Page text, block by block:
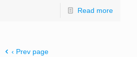
Read more
‹ Prev page